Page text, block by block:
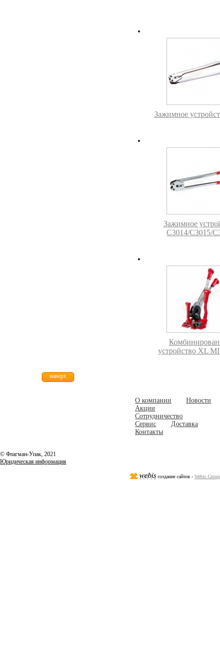
Зажимное
Зажимное
C3014/C3015/
устройство XL
О компании
Новости
Акции
Сотрудничество
Сервис
Доставка
Контакты
© Флагман-Упак, 2021
Юридическая информация
создание сайтов - Webis Group
наверх